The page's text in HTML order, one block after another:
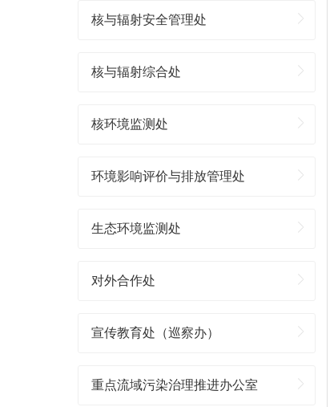
核与辐射安全管理处
核与辐射综合处
核环境监测处
环境影响评价与排放管理处
生态环境监测处
对外合作处
宣传教育处（巡察办）
重点流域污染治理推进办公室